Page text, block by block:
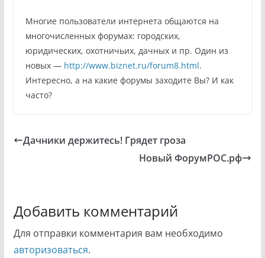
Многие пользователи интернета общаются на
многочисленных форумах: городских,
юридических, охотничьих, дачных и пр. Один из
новых — http://www.biznet.ru/forum8.html.
Интересно, а на какие форумы заходите Вы? И как
часто?
Дачники держитесь! Грядет гроза
Новый ФорумРОС.рф
Добавить комментарий
Для отправки комментария вам необходимо
авторизоваться.